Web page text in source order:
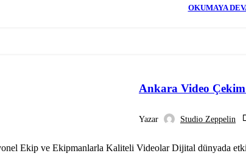
OKUMAYA
Ankara Video
Yazar Studio Zeppelin
Ekip ve Ekipmanlarla Kaliteli Videolar Dijital dünyada